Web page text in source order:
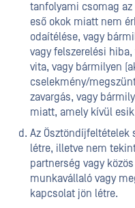
tanfolyami csomag az
eső okok miatt nem
odaítélése, vagy
vagy felszerelési
vita, vagy bármilyen
cselekmény/
zavargás, vagy
miatt, amely kívül esik
Az
létre, illetve nem
partnerség vagy
munkavállaló vagy
kapcsolat jön létre.